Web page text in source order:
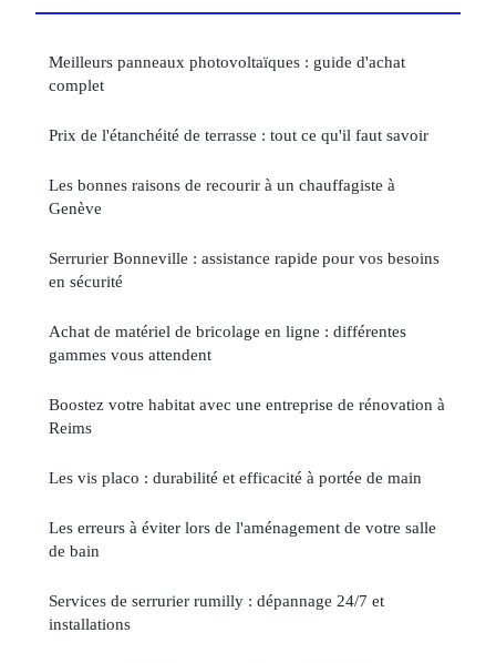
Meilleurs panneaux photovoltaïques : guide d'achat
complet
Prix de l'étanchéité de terrasse : tout ce qu'il faut savoir
Les bonnes raisons de recourir à un chauffagiste à
Genève
Serrurier Bonneville : assistance rapide pour vos besoins
en sécurité
Achat de matériel de bricolage en ligne : différentes
gammes vous attendent
Boostez votre habitat avec une entreprise de rénovation à
Reims
Les vis placo : durabilité et efficacité à portée de main
Les erreurs à éviter lors de l'aménagement de votre salle
de bain
Services de serrurier rumilly : dépannage 24/7 et
installations